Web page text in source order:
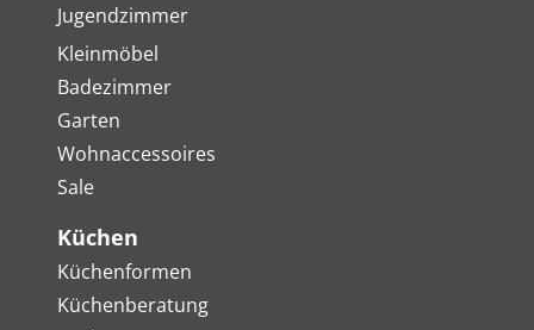
Jugendzimmer
Kleinmöbel
Badezimmer
Garten
Wohnaccessoires
Sale
Küchen
Küchenformen
Küchenberatung